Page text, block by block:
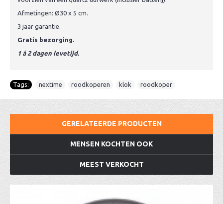
Afmetingen: Ø30 x 5 cm.
3 jaar garantie.
Gratis bezorging.
1 á 2 dagen levetijd.
Tags: nextime roodkoperen klok roodkoper
GERELATEERDE PRODUCTEN
MENSEN KOCHTEN OOK
MEEST VERKOCHT